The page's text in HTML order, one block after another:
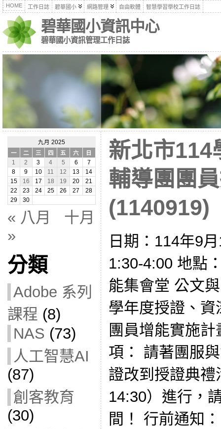
HOME 工作日誌 碧華國小 網路管理 自由軟體 智慧學習學校工作日誌
碧華國小資訊中心
碧華國小資訊管理工作日誌
九月 2025
一
二 三 四 五 六
日
1
2 3 4 5 6
7
8
9 10 11 12 13
14
15
16 17 18 19 20
21
22
23 24 25 26 27
28
29
30
« 八月
十月
»
分類
Adobe 系列
課程 (8)
NAS (73)
人工智慧AI
(87)
創客教育
(30)
新北市114
輔導團團
(1140919)
日期：114年9
1:30-4:00 地點
能集會堂 公文
學年度授證、
團員增能實施
項： 請著團服
證改到授證典
14:30）進行，
間！ 行前通知：